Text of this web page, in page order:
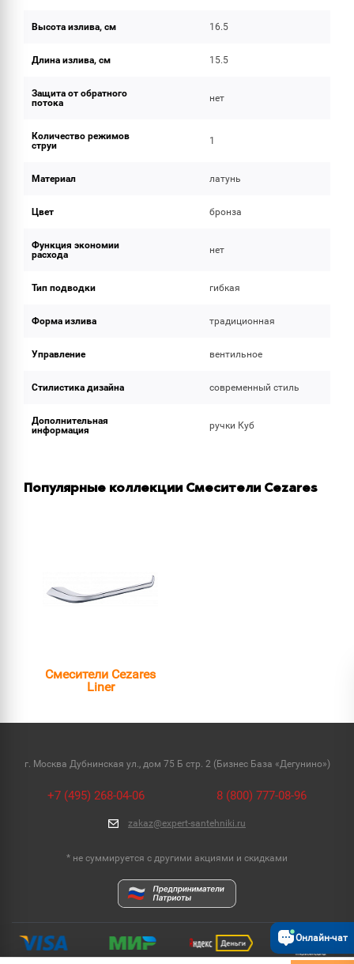
Высота излива, см 16.5
Длина излива, см 15.5
Защита от обратного
потока
нет
Количество режимов
струи
1
Материал латунь
Цвет бронза
Функция экономии
расхода
нет
Тип подводки гибкая
Форма излива традиционная
Управление вентильное
Стилистика дизайна современный стиль
Дополнительная
информация
ручки Куб
Популярные коллекции Смесители Cezares
Смесители Cezares
Liner
г. Москва Дубнинская ул., дом 75 Б стр. 2 (Бизнес База «Дегунино»)
+7 (495) 268-04-06 8 (800) 777-08-96
zakaz@expert-santehniki.ru
* не суммируется с другими акциями и скидками
Онлайн-чат